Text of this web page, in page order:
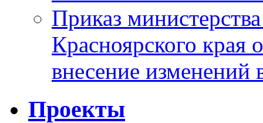
Приказ
Красноярского
внесение изменений
Проекты